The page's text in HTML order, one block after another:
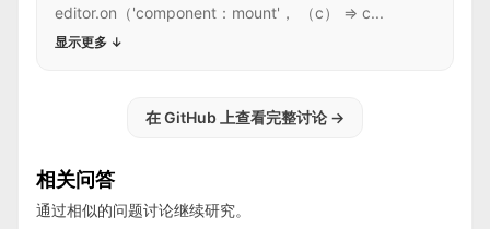
editor.on（'component：mount'， （c） => c...
显示更多 ↓
在 GitHub 上查看完整讨论 →
相关问答
通过相似的问题讨论继续研究。